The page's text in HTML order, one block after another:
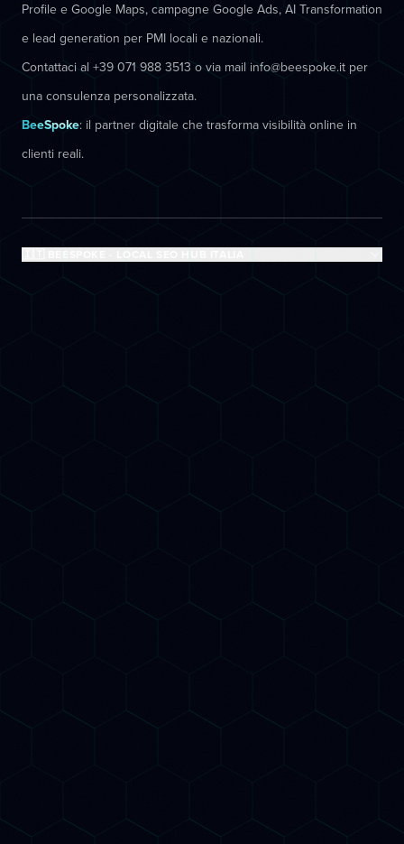
Profile e Google Maps, campagne Google Ads, AI Transformation
e lead generation per PMI locali e nazionali.
Contattaci al +39 071 988 3513 o via mail info@beespoke.it per
una consulenza personalizzata.
BeeSpoke: il partner digitale che trasforma visibilità online in
clienti reali.